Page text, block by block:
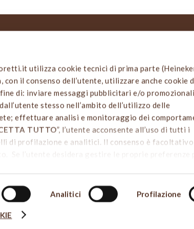
utilizza cookie tecnici di prima parte
il consenso dell’utente, utilizzare anche cookie
di: inviare messaggi pubblicitari e/o
stesso nell’ambito dell’utilizzo delle
effettuare analisi e monitoraggio dei
TUTTO”, l’utente acconsente all’uso di tutti i
di profilazione e analitici. Il consenso è facoltativo
Se l’utente desidera gestire le proprie preferenze
Chiudendo questo banner - cliccando sulla X in
all’uso dei cookie che richiedono il consenso,
(solo cookie tecnici attivi).
Analitici Profilazione
Informativa privacy e cookies
Termini e condizioni d’uso
Codice Etico e di
Dichiarazione di accessibilità
MORETTI | Fondazione senza fini di lucro.